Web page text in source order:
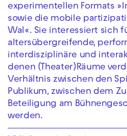
experimentellen Formats
sowie die mobile
Wal«. Sie interessiert sich
altersübergreifende,
interdisziplinäre und
denen (Theater)Räume
Verhältnis zwischen den
Publikum, zwischen dem
Beteiligung am
werden.